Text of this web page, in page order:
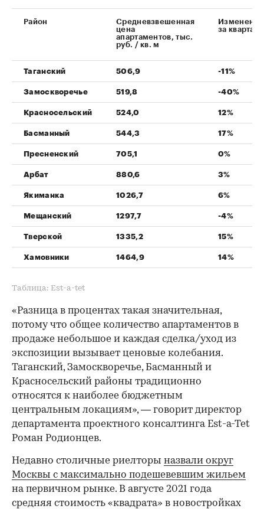
Район
Средневзвешенная
цена
апартаментов, тыс.
руб. / кв. м
Изменение
за квартал
Таганский 506,9 -11%
Замоскворечье 519,8 -40%
Красносельский 524,0 12%
Басманный 544,3 17%
Пресненский 705,1 0%
Арбат 880,6 3%
Якиманка 1026,7 6%
Мещанский 1297,7 -4%
Тверской 1335,2 15%
Хамовники 1464,9 14%
Таблица: Est-a-tet
«Разница в процентах такая значительная,
потому что общее количество апартаментов в
продаже небольшое и каждая сделка/уход из
экспозиции вызывает ценовые колебания.
Таганский, Замоскворечье, Басманный и
Красносельский районы традиционно
относятся к наиболее бюджетным
центральным локациям», — говорит директор
департамента проектного консалтинга Est-a-Tet
Роман Родионцев.
Недавно столичные риелторы назвали округ
Москвы с максимально подешевевшим жильем
на первичном рынке. В августе 2021 года
средняя стоимость «квадрата» в новостройках